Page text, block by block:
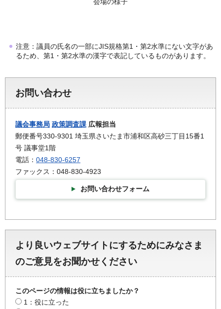
注意：議員の氏名の一部にJIS規格第1・第2水準にない文字があ
るため、第1・第2水準の漢字で表記しているものがあります。
お問い合わせ
議会事務局 政策調査課 広報担当
郵便番号330-9301 埼玉県さいたま市浦和区高砂三丁目15番1
号 議事堂1階
電話： 048-830-6257
ファックス：048-830-4923
お問い合わせフォーム
より良いウェブサイトにするためにみなさま
のご意見をお聞かせください
このページの情報は役に立ちましたか？
1：役に立った